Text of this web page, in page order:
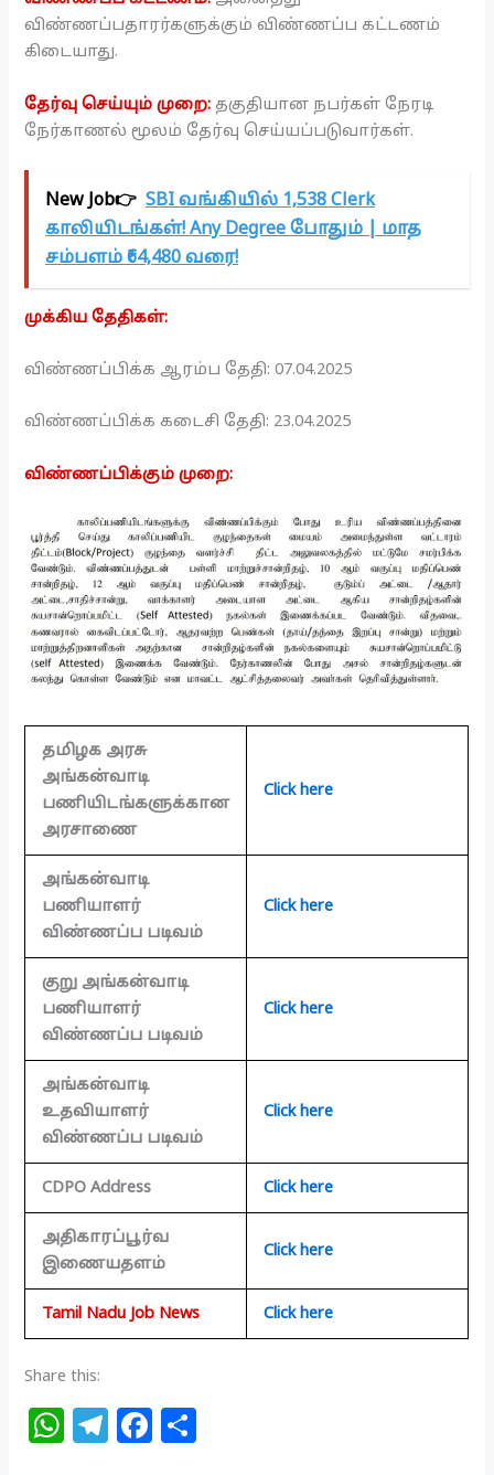
விண்ணப்பதாரர்களுக்கும் விண்ணப்ப கட்டணம்
கிடையாது.
தேர்வு செய்யும் முறை: தகுதியான நபர்கள் நேரடி
நேர்காணல் மூலம் தேர்வு செய்யப்படுவார்கள்.
New Job👉 SBI வங்கியில் 1,538 Clerk
காலியிடங்கள்! Any Degree போதும் | மாத
சம்பளம் ₹64,480 வரை!
முக்கிய தேதிகள்:
விண்ணப்பிக்க ஆரம்ப தேதி: 07.04.2025
விண்ணப்பிக்க கடைசி தேதி: 23.04.2025
விண்ணப்பிக்கும் முறை:
தமிழக அரசு
அங்கன்வாடி
பணியிடங்களுக்கான
அரசாணை
Click here
அங்கன்வாடி
பணியாளர்
விண்ணப்ப படிவம்
Click here
குறு அங்கன்வாடி
பணியாளர்
விண்ணப்ப படிவம்
Click here
அங்கன்வாடி
உதவியாளர்
விண்ணப்ப படிவம்
Click here
CDPO Address Click here
அதிகாரப்பூர்வ
இணையதளம்
Click here
Tamil Nadu Job News Click here
Share this:
W T
F